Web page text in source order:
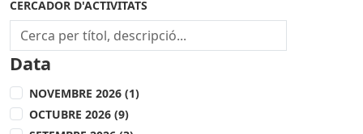
CERCADOR D'ACTIVITATS
Data
NOVEMBRE 2026 (1)
OCTUBRE 2026 (9)